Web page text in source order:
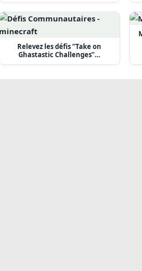
Relevez les défis “Take on
Ghastastic Challenges”…